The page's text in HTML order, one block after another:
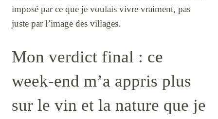
imposé par ce que je voulais vivre vraiment, pas
juste par l’image des villages.
Mon verdict final : ce
week-end m’a appris plus
sur le vin et la nature que je